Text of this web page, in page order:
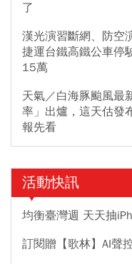
了
漢光演習斷網、防空
捷運台鐵高鐵公車停
15萬
天氣／白海豚颱風最
率」出爐，這天估發
報先看
活動快訊
均衡臺灣週 天天抽
訂閱贈【歌林】AI聲